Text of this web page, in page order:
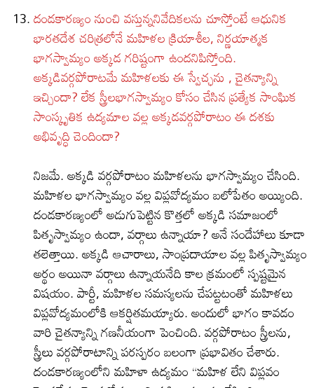
దండకారణ్యం నుంచి వస్తున్ననివేదికలను చూస్తోంటే ఆధునిక
భారతదేశ చరిత్రలోనే మహిళల క్రియాశీల, నిర్ణయాత్మక
భాగస్వామ్యం అక్కడ గరిష్టంగా ఉందనిపిస్తోంది.
అక్కడివర్గపోరాటమే మహిళలకు ఈ స్వేచ్ఛ‌ను , చైతన్యాన్ని
ఇచ్చిందా? లేక స్త్రీలభాగస్వామ్యం కోసం చేసిన ప్రత్యేక సాంఘిక
సాంస్కృతిక ఉద్యమాల వల్ల అక్కడవర్గపోరాటం ఈ దశకు
అభివృద్ధి చెందిందా?
నిజమే. అక్కడి వర్గపోరాటం మహిళలను భాగస్వామ్యం చేసింది.
మహిళల భాగస్వామ్యం వల్ల విప్లవోద్యమం బలోపేతం అయ్యింది.
దండకారణ్యంలో అడుగుపెట్టిన కొత్తలో అక్కడి సమాజంలో
పితృస్వామ్యం ఉందా, వర్గాలు ఉన్నాయా? అనే సందేహాలు కూడా
తలెత్తాయి. అక్కడి ఆచారాలు, సాంప్రదాయాల వల్ల పితృస్వామ్యం
అర్థం అయినా వర్గాలు ఉన్నాయనేది కాల క్రమంలో స్పష్టమైన
విషయం. పార్టీ, మహిళల సమస్యలను చేపట్టటంతో మహిళలు
విప్లవోద్యమంలోకి ఆకర్షితమయ్యారు. అందులో భాగం కావడం
వారి చైతన్యాన్ని గణనీయంగా పెంచింది. వర్గపోరాటం స్త్రీలను,
స్త్రీలు వర్గపోరాటాన్ని పరస్పరం బలంగా ప్రభావితం చేశారు.
దండకారణ్యంలోని మహిళా ఉద్యమం “మహిళ లేని విప్లవం